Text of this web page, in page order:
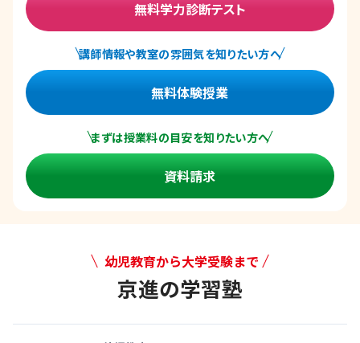
無料学力診断テスト
講師情報や教室の雰囲気を知りたい方へ
無料体験授業
まずは授業料の目安を知りたい方へ
資料請求
幼児教育から大学受験まで
京進の学習塾